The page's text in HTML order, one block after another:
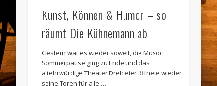
Kunst, Können & Humor – so
räumt Die Kühnemann ab
Gestern war es wieder soweit, die Musoc
Sommerpause ging zu Ende und das
altehrwürdige Theater Drehleier öffnete wieder
seine Toren für alle …